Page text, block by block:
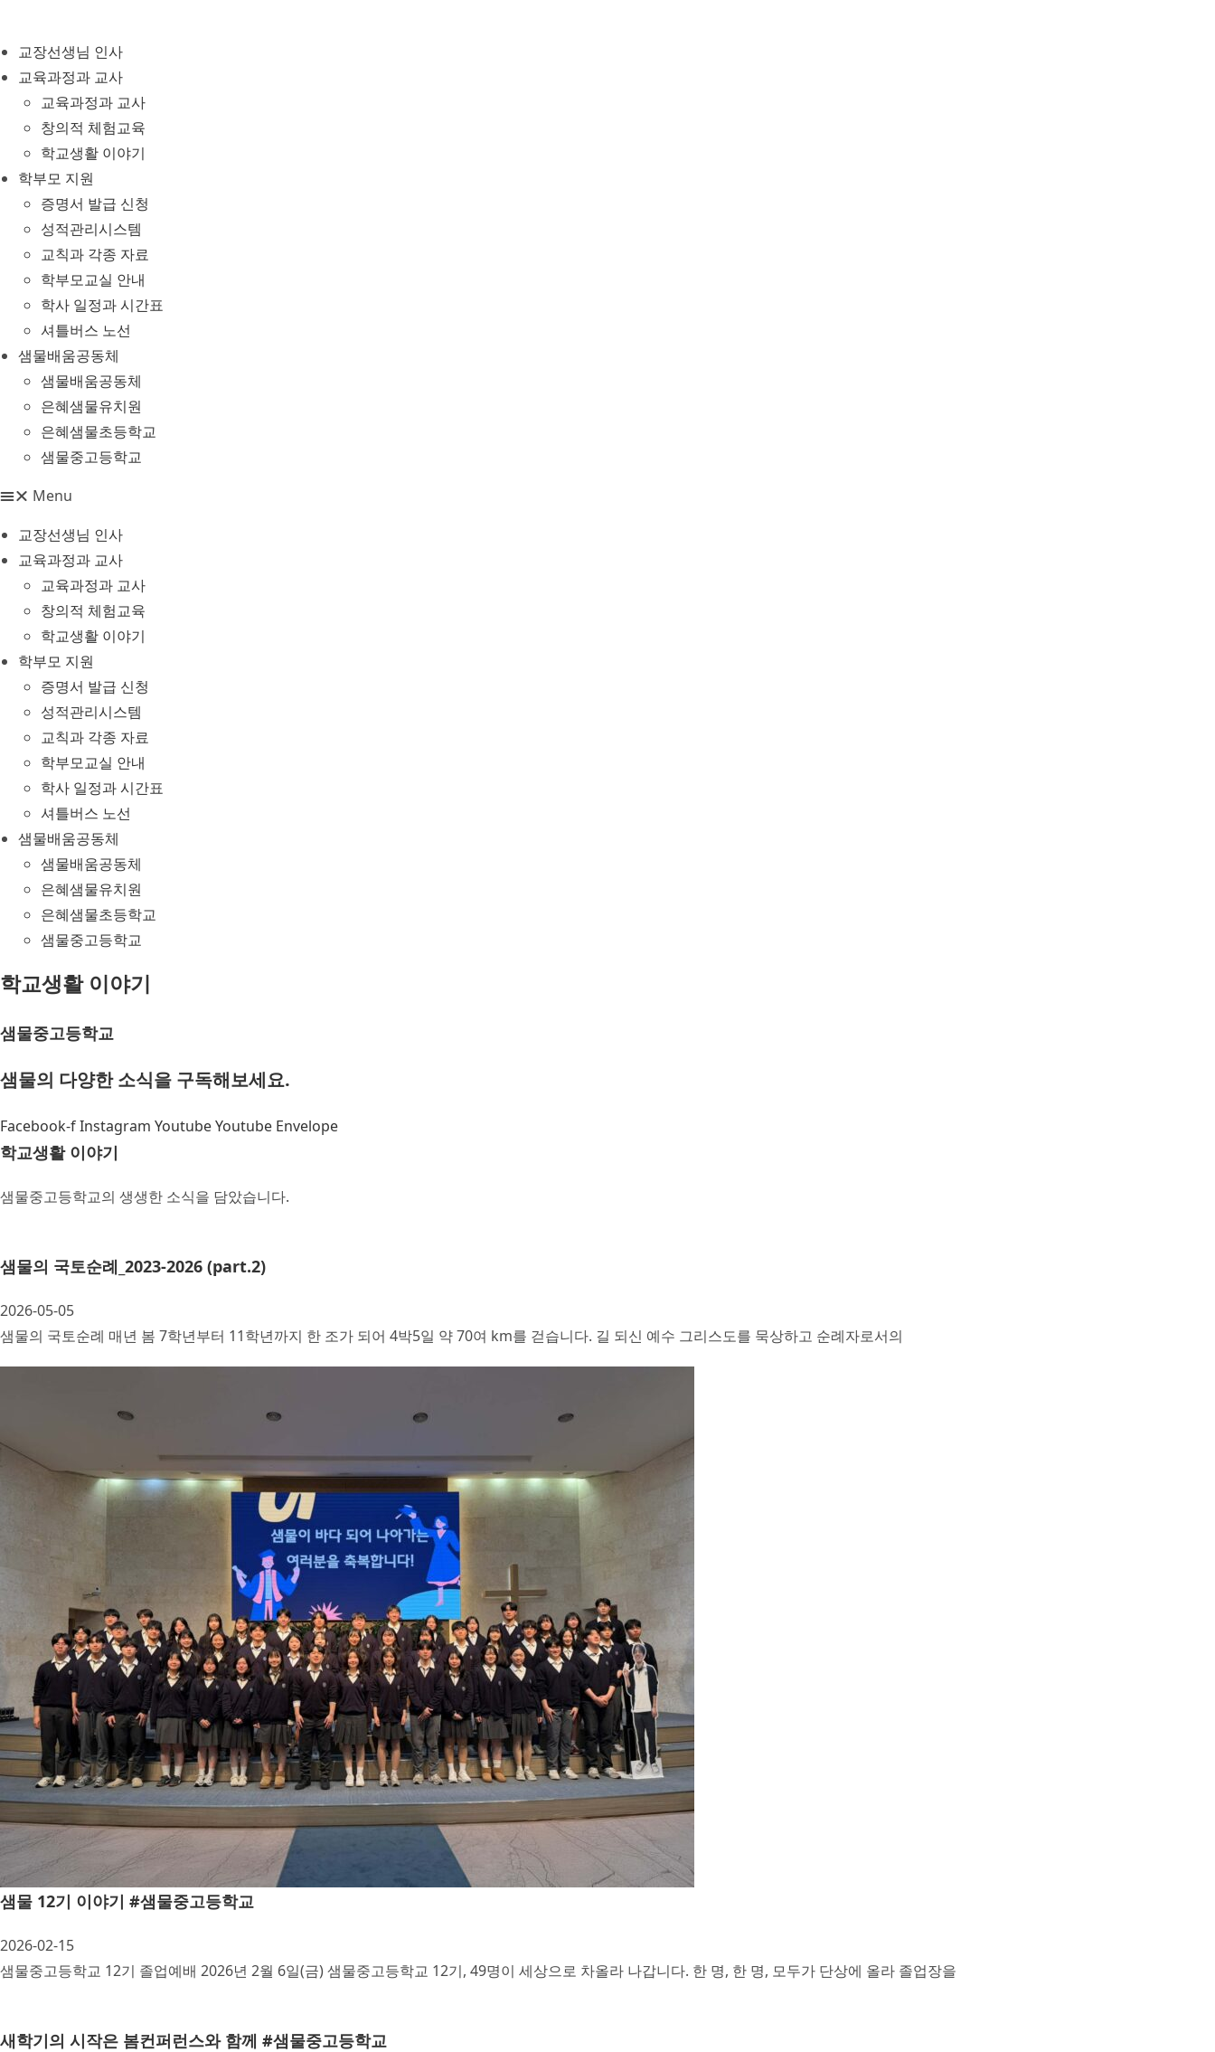
content
교장선생님 인사
교육과정과 교사
교육과정과 교사
창의적 체험교육
학교생활 이야기
학부모 지원
증명서 발급 신청
성적관리시스템
교칙과 각종 자료
학부모교실 안내
학사 일정과 시간표
셔틀버스 노선
샘물배움공동체
샘물배움공동체
은혜샘물유치원
은혜샘물초등학교
샘물중고등학교
Menu
교장선생님 인사
교육과정과 교사
교육과정과 교사
창의적 체험교육
학교생활 이야기
학부모 지원
증명서 발급 신청
성적관리시스템
교칙과 각종 자료
학부모교실 안내
학사 일정과 시간표
셔틀버스 노선
샘물배움공동체
샘물배움공동체
은혜샘물유치원
은혜샘물초등학교
샘물중고등학교
학교생활 이야기
샘물중고등학교
샘물의 다양한 소식을 구독해보세요.
Facebook-fInstagram YoutubeYoutube Envelope
학교생활 이야기
샘물중고등학교의 생생한 소식을 담았습니다.
샘물의 국토순례_2023-2026 (part.2)
2026-05-05
샘물의 국토순례 매년 봄 7학년부터 11학년까지 한 조가 되어 4박5일 약 70여 km를 걷습니다. 길 되신 예수 그리스도를 묵상하고 순례자로서의
샘물 12기 이야기 #샘물중고등학교
2026-02-15
샘물중고등학교 12기 졸업예배 2026년 2월 6일(금) 샘물중고등학교 12기, 49명이 세상으로 차올라 나갑니다. 한 명, 한 명, 모두가 단상에 올라 졸업장을
새학기의 시작은 봄컨퍼런스와 함께 #샘물중고등학교